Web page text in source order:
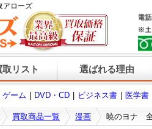
アローズ
リスト 選ばれる理由
ゲーム DVD・CD ビジネス書 医学書
買取商品一覧 漫画 暁のヨナ 全